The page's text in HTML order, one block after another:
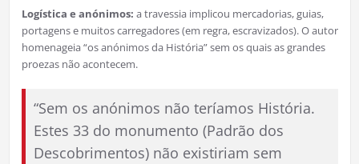
Logística e anónimos: a travessia implicou mercadorias, guias,
portagens e muitos carregadores (em regra, escravizados). O autor
homenageia “os anónimos da História” sem os quais as grandes
proezas não acontecem.
“Sem os anónimos não teríamos História.
Estes 33 do monumento (Padrão dos
Descobrimentos) não existiriam sem